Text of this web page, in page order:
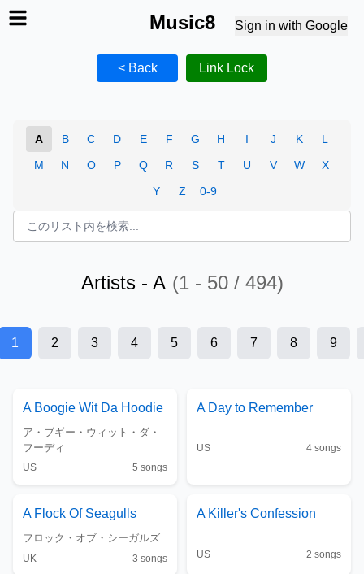
Music8 Sign in with Google
< Back Link Lock
A B C D E F G H I J K
L
M
N O P Q R S T U V W
X
Y
Z 0-9
Artists - A (1 - 50 / 494)
1 2 3 4 5 6 7 8 9
A Boogie Wit Da Hoodie
ア・ブギー・ウィット・ダ・
フーディ
US 5 songs
A Day to Remember
US 4 songs
A Flock Of Seagulls
フロック・オブ・シーガルズ
UK 3 songs
A Killer's Confession
US 2 songs